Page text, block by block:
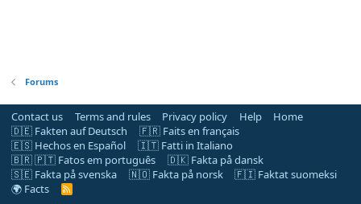
Forums
Contact us Terms and rules Privacy policy Help
Home
🇩🇪 Fakten auf Deutsch
🇫🇷 Faits en français
🇪🇸 Hechos en Español
🇮🇹 Fatti in Italiano
🇧🇷 🇵🇹 Fatos em português
🇩🇰 Fakta på dansk
🇸🇪 Fakta på svenska
🇳🇴 Fakta på norsk
🇫🇮 Faktat suomeksi
🌍 Facts
R